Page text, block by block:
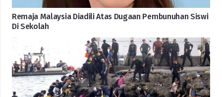
Remaja Malaysia Diadili Atas Dugaan Pembunuhan Siswi
Di Sekolah